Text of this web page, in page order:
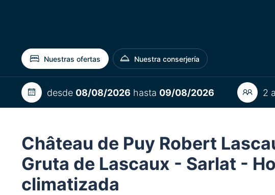
Nuestras ofertas Nuestra conserjería
desde 08/08/2026 hasta 09/08/2026 2
Château de Puy Robert
Gruta de Lascaux - Sarlat -
climatizada